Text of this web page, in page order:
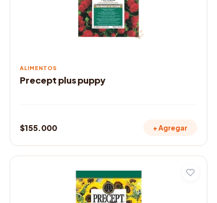
ALIMENTOS
Precept plus puppy
$155.000 + Agregar